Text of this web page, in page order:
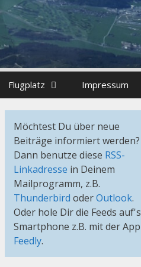
Flugplatz Impressum
Möchtest Du über neue
Beiträge informiert werden?
Dann benutze diese RSS-
Linkadresse in Deinem
Mailprogramm, z.B.
Thunderbird oderOutlook.
Oder hole Dir die Feeds auf's
Smartphone z.B. mit der App
Feedly.